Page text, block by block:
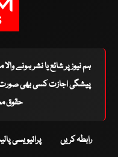
ہم نیوز پر شائع یا نشر ہونے
پیشگی اجازت کسی بھی صورت
حقوق
رابطہ کریں پرائیویسی